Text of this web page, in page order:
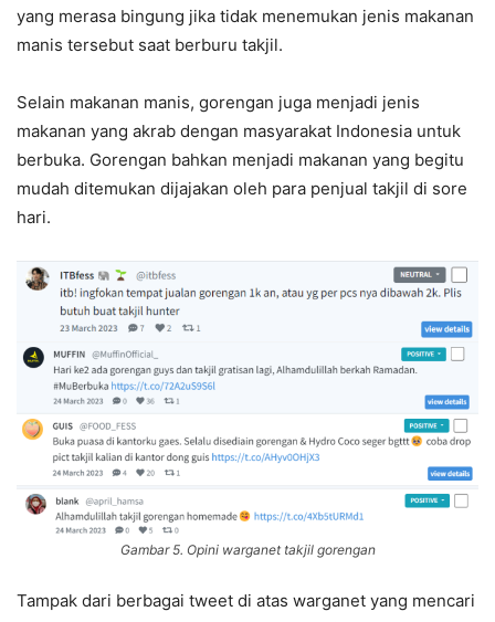
yang merasa bingung jika tidak menemukan jenis makanan
manis tersebut saat berburu takjil.
Selain makanan manis, gorengan juga menjadi jenis
makanan yang akrab dengan masyarakat Indonesia untuk
berbuka. Gorengan bahkan menjadi makanan yang begitu
mudah ditemukan dijajakan oleh para penjual takjil di sore
hari.
Gambar 5. Opini warganet takjil gorengan
Tampak dari berbagai tweet di atas warganet yang mencari